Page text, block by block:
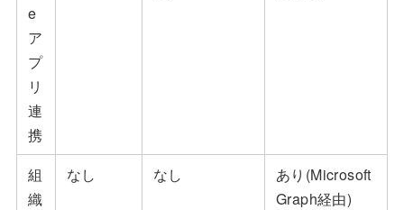
e
ア
プ
リ
連
携
組
織
なし なし
あり(Microsoft
Graph経由)